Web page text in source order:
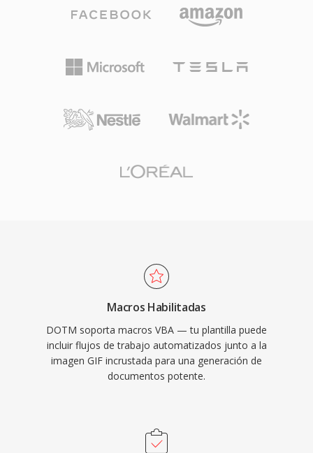
Macros Habilitadas
DOTM soporta macros VBA — tu plantilla puede
incluir flujos de trabajo automatizados junto a la
imagen GIF incrustada para una generación de
documentos potente.